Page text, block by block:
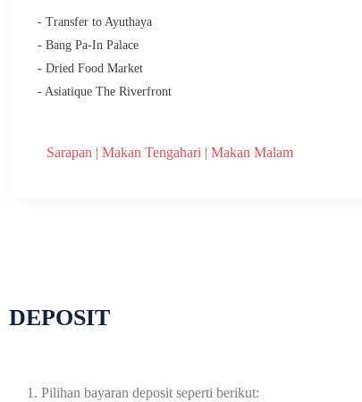
- Transfer to Ayuthaya
- Bang Pa-In Palace
- Dried Food Market
- Asiatique The Riverfront
Sarapan | Makan Tengahari | Makan Malam
DEPOSIT
Pilihan bayaran deposit seperti berikut: